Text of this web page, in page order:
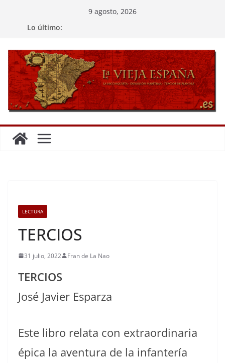
9 agosto, 2026
Lo último:
LECTURA
TERCIOS
31 julio, 2022 Fran de La Nao
TERCIOS
José Javier Esparza
Este libro relata con extraordinaria
épica la aventura de la infantería